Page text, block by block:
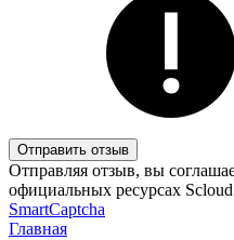
Отправить отзыв
Отправляя отзыв, вы
официальных ресурсах Scloud
SmartCaptcha
Главная